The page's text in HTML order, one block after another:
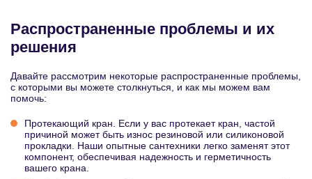
Распространенные проблемы и их
решения
Давайте рассмотрим некоторые распространенные проблемы,
с которыми вы можете столкнуться, и как мы можем вам
помочь:
Протекающий кран. Если у вас протекает кран, частой
причиной может быть износ резиновой или силиконовой
прокладки. Наши опытные сантехники легко заменят этот
компонент, обеспечивая надежность и герметичность
вашего крана.